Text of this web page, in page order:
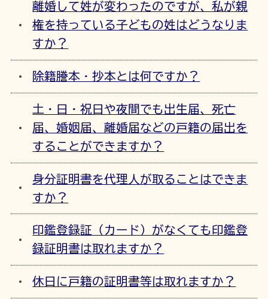
離婚して姓が変わったのですが、私が親
権を持っている子どもの姓はどうなりま
すか？
除籍謄本・抄本とは何ですか？
土・日・祝日や夜間でも出生届、死亡
届、婚姻届、離婚届などの戸籍の届出を
することができますか？
身分証明書を代理人が取ることはできま
すか？
印鑑登録証（カード）がなくても印鑑登
録証明書は取れますか？
休日に戸籍の証明書等は取れますか？